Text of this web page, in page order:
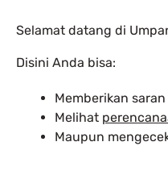
Selamat datang di
Disini Anda bisa:
Memberikan
Melihat
Maupun